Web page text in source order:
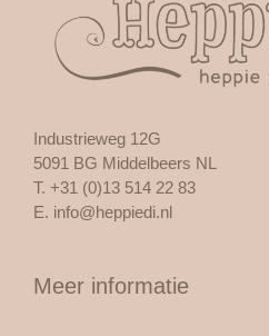
Industrieweg 12G
5091 BG Middelbeers NL
T. +31 (0)13 514 22 83
E. info@heppiedi.nl
Meer informatie